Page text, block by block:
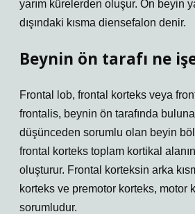
yarım kürelerden oluşur. Ön beyin
dışındaki kısma diensefalon denir.
Beynin ön tarafı ne
Frontal lob, frontal korteks veya
frontalis, beynin ön tarafında
düşünceden sorumlu olan beyin
frontal korteks toplam kortikal
oluşturur. Frontal korteksin arka
korteks ve premotor korteks, motor
sorumludur.